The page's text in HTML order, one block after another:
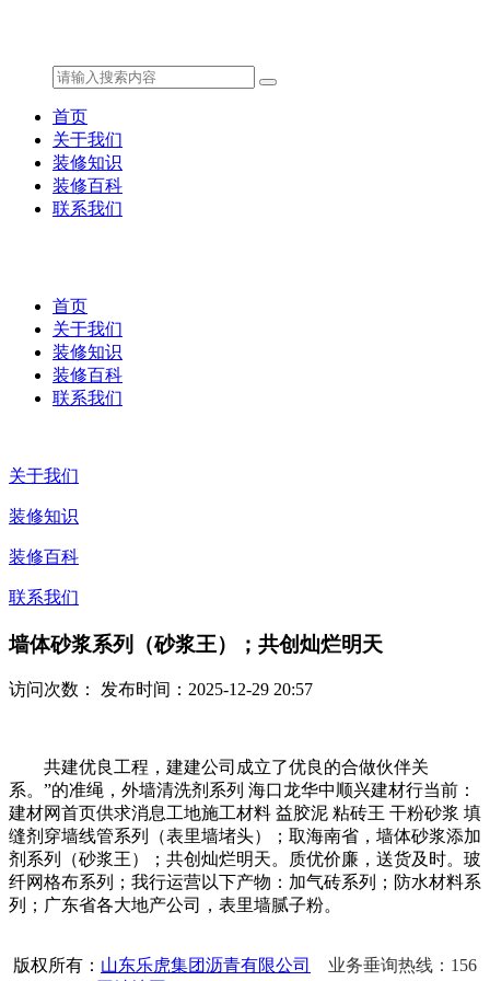
首页
关于我们
装修知识
装修百科
联系我们
首页
关于我们
装修知识
装修百科
联系我们
关于我们
装修知识
装修百科
联系我们
墙体砂浆系列（砂浆王）；共创灿烂明天
访问次数： 发布时间：2025-12-29 20:57
共建优良工程，建建公司成立了优良的合做伙伴关
系。”的准绳，外墙清洗剂系列 海口龙华中顺兴建材行当前：
建材网首页供求消息工地施工材料 益胶泥 粘砖王 干粉砂浆 填
缝剂穿墙线管系列（表里墙堵头）；取海南省，墙体砂浆添加
剂系列（砂浆王）；共创灿烂明天。质优价廉，送货及时。玻
纤网格布系列；我行运营以下产物：加气砖系列；防水材料系
列；广东省各大地产公司，表里墙腻子粉。
版权所有： 山东乐虎集团沥青有限公司
业务垂询热线：156